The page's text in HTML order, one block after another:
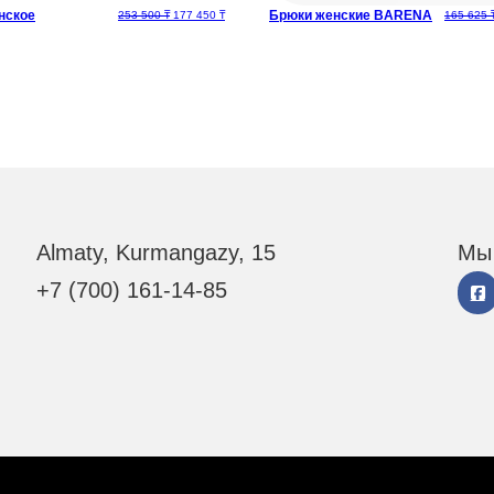
190 625 ₸.
₸. 253 500₸ Первоначальная цена составляла 253 500 ₸.
177 450 ₸Текущая цена: 177 450 ₸.
Брюки женские BARENA 165 625
Almaty, Kurmangazy, 15
+7 (700) 161-14-85
Мы